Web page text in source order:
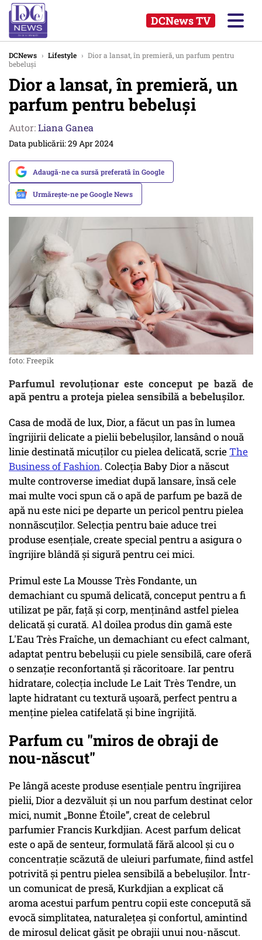
DCNews TV
DCNews › Lifestyle › Dior a lansat, în premieră, un parfum pentru
bebeluși
Dior a lansat, în premieră, un
parfum pentru bebeluși
Autor:Liana Ganea
Data publicării: 29 Apr 2024
Adaugă-ne ca sursă preferată în Google
Urmărește-ne pe Google News
foto: Freepik
Parfumul revoluționar este conceput pe bază de
apă pentru a proteja pielea sensibilă a bebelușilor.
Casa de modă de lux, Dior, a făcut un pas în lumea
îngrijirii delicate a pielii bebelușilor, lansând o nouă
linie destinată micuților cu pielea delicată, scrieThe
Business of Fashion. Colecția Baby Dior a născut
multe controverse imediat după lansare, însă cele
mai multe voci spun că o apă de parfum pe bază de
apă nu este nici pe departe un pericol pentru pielea
nonnăscuților. Selecția pentru baie aduce trei
produse esențiale, create special pentru a asigura o
îngrijire blândă și sigură pentru cei mici.
Primul este La Mousse Très Fondante, un
demachiant cu spumă delicată, conceput pentru a fi
utilizat pe păr, față și corp, menținând astfel pielea
delicată și curată. Al doilea produs din gamă este
L'Eau Très Fraîche, un demachiant cu efect calmant,
adaptat pentru bebelușii cu piele sensibilă, care oferă
o senzație reconfortantă și răcoritoare. Iar pentru
hidratare, colecția include Le Lait Très Tendre, un
lapte hidratant cu textură ușoară, perfect pentru a
menține pielea catifelată și bine îngrijită.
Parfum cu "miros de obraji de
nou-născut"
Pe lângă aceste produse esențiale pentru îngrijirea
pielii, Dior a dezvăluit și un nou parfum destinat celor
mici, numit „Bonne Étoile”, creat de celebrul
parfumier Francis Kurkdjian. Acest parfum delicat
este o apă de senteur, formulată fără alcool și cu o
concentrație scăzută de uleiuri parfumate, fiind astfel
potrivită și pentru pielea sensibilă a bebelușilor. Într-
un comunicat de presă, Kurkdjian a explicat că
aroma acestui parfum pentru copii este concepută să
evocă simplitatea, naturalețea și confortul, amintind
de mirosul delicat găsit pe obrajii unui nou-născut.